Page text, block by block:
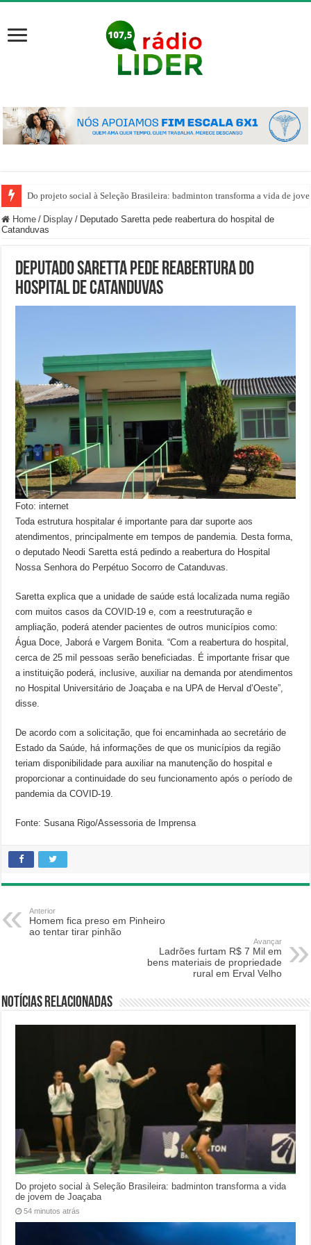
Do projeto social à Seleção Brasileira: badminton transforma a vida de
Home / Display / Deputado Saretta pede reabertura do hospital de
Catanduvas
Deputado Saretta pede reabertura do
hospital de Catanduvas
Foto: internet
Toda estrutura hospitalar é importante para dar suporte aos
atendimentos, principalmente em tempos de pandemia. Desta forma,
o deputado Neodi Saretta está pedindo a reabertura do Hospital
Nossa Senhora do Perpétuo Socorro de Catanduvas.
Saretta explica que a unidade de saúde está localizada numa região
com muitos casos da COVID-19 e, com a reestruturação e
ampliação, poderá atender pacientes de outros municípios como:
Água Doce, Jaborá e Vargem Bonita. “Com a reabertura do hospital,
cerca de 25 mil pessoas serão beneficiadas. É importante frisar que
a instituição poderá, inclusive, auxiliar na demanda por atendimentos
no Hospital Universitário de Joaçaba e na UPA de Herval d’Oeste”,
disse.
De acordo com a solicitação, que foi encaminhada ao secretário de
Estado da Saúde, há informações de que os municípios da região
teriam disponibilidade para auxiliar na manutenção do hospital e
proporcionar a continuidade do seu funcionamento após o período de
pandemia da COVID-19.
Fonte: Susana Rigo/Assessoria de Imprensa
Anterior
Homem fica preso em Pinheiro
ao tentar tirar pinhão
Avançar
Ladrões furtam R$ 7 Mil em
bens materiais de propriedade
rural em Erval Velho
Notícias relacionadas
Do projeto social à Seleção Brasileira: badminton transforma a vida
de jovem de Joaçaba
54 minutos atrás